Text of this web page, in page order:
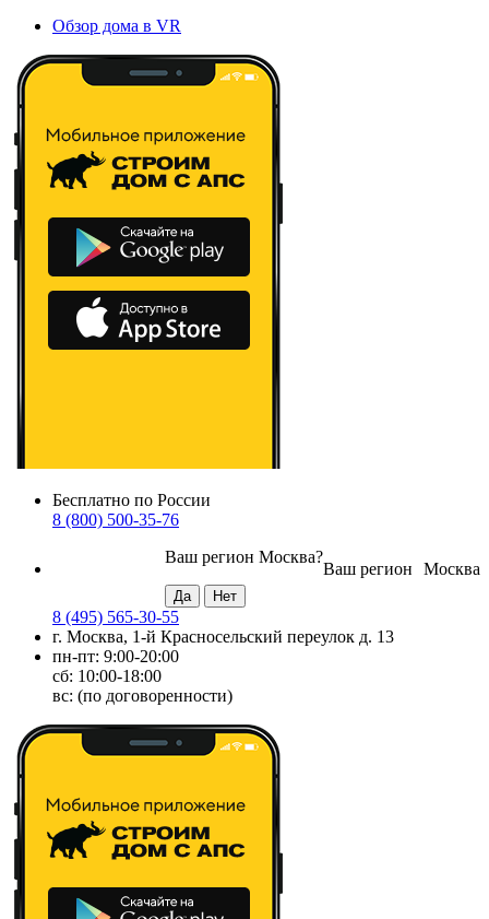
Обзор дома в VR
Бесплатно по России
8 (800) 500-35-76
Москва
Ваш регион
Ваш регион Москва?
8 (495) 565-30-55
г. Москва, 1-й Красносельский переулок д. 13
пн-пт: 9:00-20:00
сб: 10:00-18:00
вс: (по договоренности)